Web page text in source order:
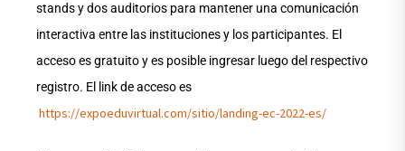
stands y dos auditorios para mantener una comunicación
interactiva entre las instituciones y los participantes. El
acceso es gratuito y es posible ingresar luego del respectivo
registro. El link de acceso es
https://expoeduvirtual.com/sitio/landing-ec-2022-es/